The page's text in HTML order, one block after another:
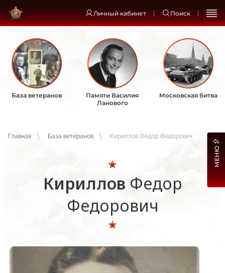
Личный кабинет Поиск
База ветеранов
Памяти Василия
Ланового
Московская битва
Главная База ветеранов Кириллов Федор Федорович
Кириллов Федор
Федорович
МЕНЮ